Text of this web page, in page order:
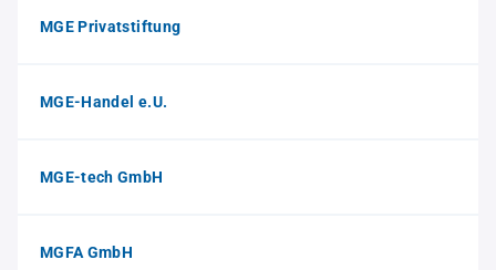
MGE Privatstiftung
MGE-Handel e.U.
MGE-tech GmbH
MGFA GmbH